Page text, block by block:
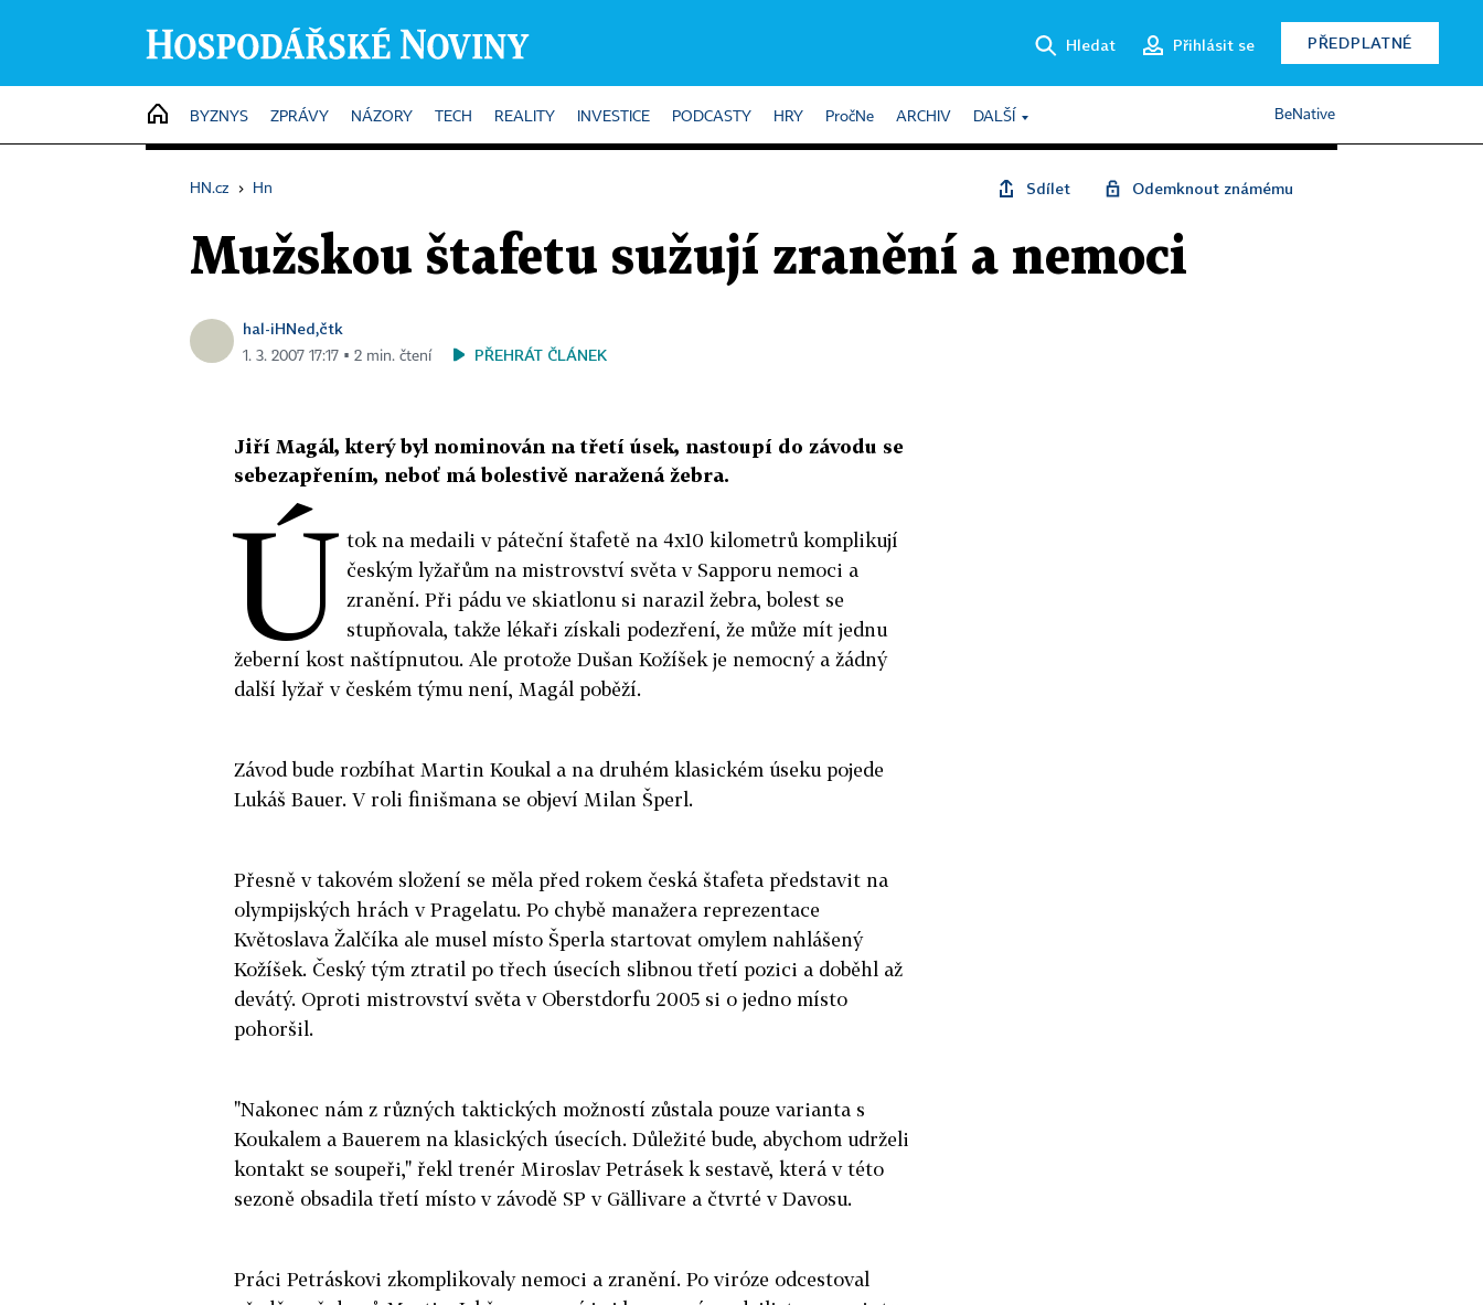
Hledat Přihlásit se PŘEDPLATNÉ
HOME
BYZNYS ZPRÁVY NÁZORY TECH REALITY INVESTICE PODCASTY HRY PročNe ARCHIV DALŠÍ BeNative
HN.cz › Hn Sdílet Odemknout známému
Mužskou štafetu sužují zranění a nemoci
hal-iHNed,čtk
1. 3. 2007 17:17 ▪ 2 min. čtení PŘEHRÁT ČLÁNEK
Jiří Magál, který byl nominován na třetí úsek, nastoupí do závodu se
sebezapřením, neboť má bolestivě naražená žebra.
Ú tok na medaili v páteční štafetě na 4x10 kilometrů komplikují
českým lyžařům na mistrovství světa v Sapporu nemoci a
zranění. Při pádu ve skiatlonu si narazil žebra, bolest se
stupňovala, takže lékaři získali podezření, že může mít jednu
žeberní kost naštípnutou. Ale protože Dušan Kožíšek je nemocný a žádný
další lyžař v českém týmu není, Magál poběží.
Závod bude rozbíhat Martin Koukal a na druhém klasickém úseku pojede
Lukáš Bauer. V roli finišmana se objeví Milan Šperl.
Přesně v takovém složení se měla před rokem česká štafeta představit na
olympijských hrách v Pragelatu. Po chybě manažera reprezentace
Květoslava Žalčíka ale musel místo Šperla startovat omylem nahlášený
Kožíšek. Český tým ztratil po třech úsecích slibnou třetí pozici a doběhl až
devátý. Oproti mistrovství světa v Oberstdorfu 2005 si o jedno místo
pohoršil.
"Nakonec nám z různých taktických možností zůstala pouze varianta s
Koukalem a Bauerem na klasických úsecích. Důležité bude, abychom udrželi
kontakt se soupeři," řekl trenér Miroslav Petrásek k sestavě, která v této
sezoně obsadila třetí místo v závodě SP v Gällivare a čtvrté v Davosu.
Práci Petráskovi zkomplikovaly nemoci a zranění. Po viróze odcestoval